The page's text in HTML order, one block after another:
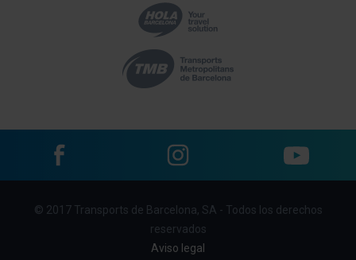
Menu© 2017 Transports de Barcelona, SA - Todos los derechos
reservados
Aviso legal